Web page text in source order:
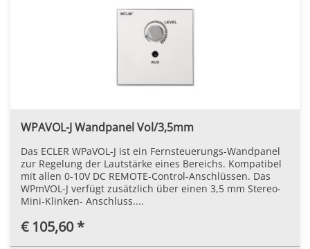
WPAVOL-J Wandpanel Vol/3,5mm
Das ECLER WPaVOL-J ist ein Fernsteuerungs-Wandpanel
zur Regelung der Lautstärke eines Bereichs. Kompatibel
mit allen 0-10V DC REMOTE-Control-Anschlüssen. Das
WPmVOL-J verfügt zusätzlich über einen 3,5 mm Stereo-
Mini-Klinken- Anschluss....
€ 105,60 *